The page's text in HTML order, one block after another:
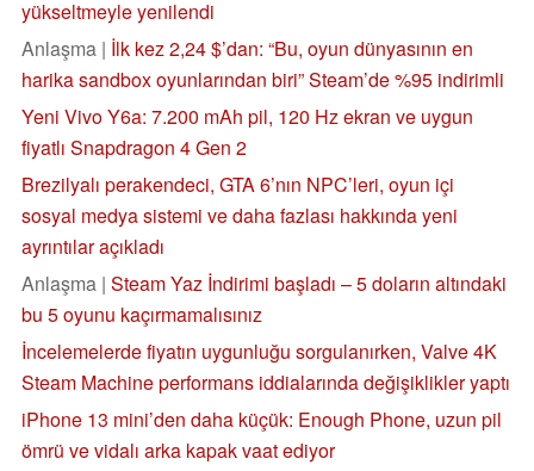
yükseltmeyle yenilendi
Anlaşma | İlk kez 2,24 $’dan: “Bu, oyun dünyasının en
harika sandbox oyunlarından biri” Steam’de %95 indirimli
Yeni Vivo Y6a: 7.200 mAh pil, 120 Hz ekran ve uygun
fiyatlı Snapdragon 4 Gen 2
Brezilyalı perakendeci, GTA 6’nın NPC’leri, oyun içi
sosyal medya sistemi ve daha fazlası hakkında yeni
ayrıntılar açıkladı
Anlaşma | Steam Yaz İndirimi başladı – 5 doların altındaki
bu 5 oyunu kaçırmamalısınız
İncelemelerde fiyatın uygunluğu sorgulanırken, Valve 4K
Steam Machine performans iddialarında değişiklikler yaptı
iPhone 13 mini’den daha küçük: Enough Phone, uzun pil
ömrü ve vidalı arka kapak vaat ediyor